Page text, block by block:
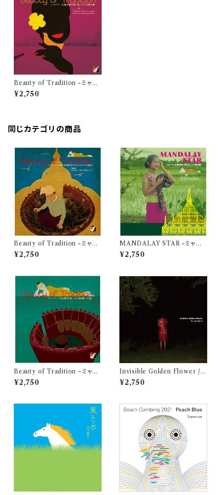
Beauty of Tradition -ミャン
マー伝統音楽の旅で見つけた仏
教の歌- / カインズィンシュエ
¥2,750
同じカテゴリの商品
Beauty of Tradition -ミャン
マー伝統音楽の旅で見つけたサ
インワインの独奏- / パンタヤ
¥2,750
MANDALAY STAR -ミャン
マー民族音楽の旅で見つけた黄
金郷- / ポウンニェッピュー
¥2,750
Beauty of Tradition ~ミャン
マー民族音楽への旅~
¥2,750
Invisible Golden Flower / J
un Kawabata
¥2,750